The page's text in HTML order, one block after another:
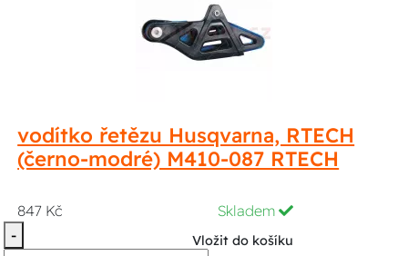
vodítko řetězu Husqvarna, RTECH
(černo-modré) M410-087 RTECH
847 Kč
Skladem
-
Vložit do košíku